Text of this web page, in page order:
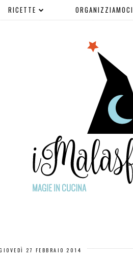
RICETTE ORGANIZZIAMOCI
27 FEBBRAIO 2014